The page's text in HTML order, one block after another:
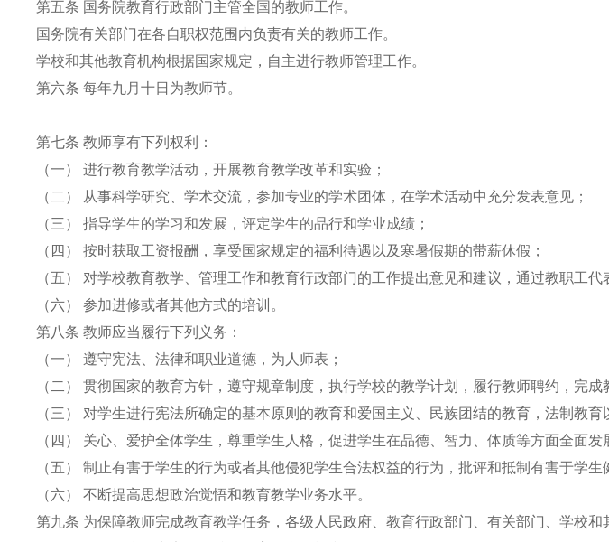
第五条 国务院教育行政部门主管全国的教师工作。
国务院有关部门在各自职权范围内负责有关的教师工作。
学校和其他教育机构根据国家规定，自主进行教师管理工作。
第六条 每年九月十日为教师节。
第七条 教师享有下列权利：
（一） 进行教育教学活动，开展教育教学改革和实验；
（二） 从事科学研究、学术交流，参加专业的学术团体，在学术活动中充分发表意见；
（三） 指导学生的学习和发展，评定学生的品行和学业成绩；
（四） 按时获取工资报酬，享受国家规定的福利待遇以及寒暑假期的带薪休假；
（五） 对学校教育教学、管理工作和教育行政部门的工作提出意见和建议，通过教职工
（六） 参加进修或者其他方式的培训。
第八条 教师应当履行下列义务：
（一） 遵守宪法、法律和职业道德，为人师表；
（二） 贯彻国家的教育方针，遵守规章制度，执行学校的教学计划，履行教师聘约，完成
（三） 对学生进行宪法所确定的基本原则的教育和爱国主义、民族团结的教育，法制教
（四） 关心、爱护全体学生，尊重学生人格，促进学生在品德、智力、体质等方面全面发
（五） 制止有害于学生的行为或者其他侵犯学生合法权益的行为，批评和抵制有害于学生
（六） 不断提高思想政治觉悟和教育教学业务水平。
第九条 为保障教师完成教育教学任务，各级人民政府、教育行政部门、有关部门、学校和